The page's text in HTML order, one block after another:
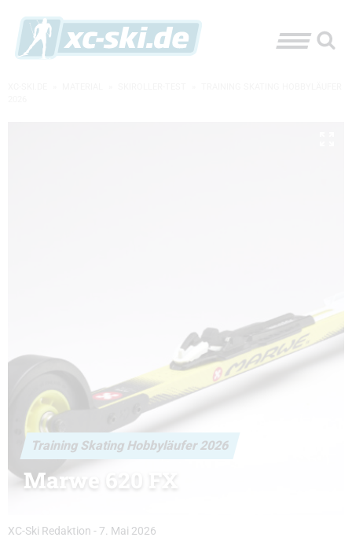
Training Skating Hobbyläufer 2026
Marwe 620 FX
XC-Ski Redaktion - 7. Mai 2026